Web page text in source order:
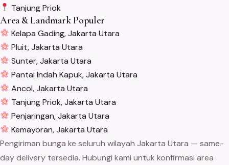
Tanjung Priok
Area & Landmark Populer
Kelapa Gading, Jakarta Utara
Pluit, Jakarta Utara
Sunter, Jakarta Utara
Pantai Indah Kapuk, Jakarta Utara
Ancol, Jakarta Utara
Tanjung Priok, Jakarta Utara
Penjaringan, Jakarta Utara
Kemayoran, Jakarta Utara
Pengiriman bunga ke seluruh wilayah Jakarta Utara — same-
day delivery tersedia. Hubungi kami untuk konfirmasi area